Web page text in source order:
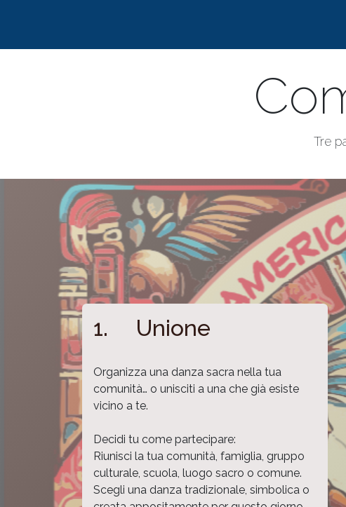
Tre
1. Unione
Organizza una danza sacra nella tua
comunità… o unisciti a una che già esiste
vicino a te.
Decidi tu come partecipare:
Riunisci la tua comunità, famiglia, gruppo
culturale, scuola, luogo sacro o comune.
Scegli una danza tradizionale, simbolica o